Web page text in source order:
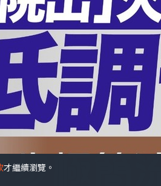
才繼續瀏覽。